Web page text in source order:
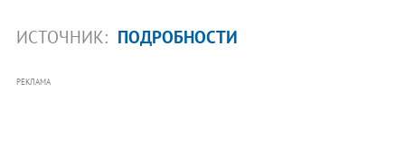
ИСТОЧНИК: ПОДРОБНОСТИ
РЕКЛАМА